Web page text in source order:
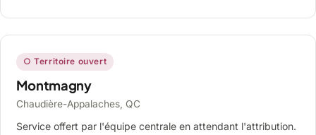
○ Territoire ouvert
Montmagny
Chaudière-Appalaches, QC
Service offert par l'équipe centrale en attendant l'attribution.